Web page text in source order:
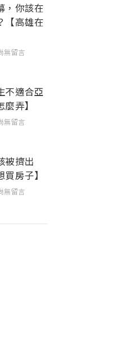
，你該在
【高雄在
無留言
不適合亞
弄】
無留言
被擠出
房子】
無留言